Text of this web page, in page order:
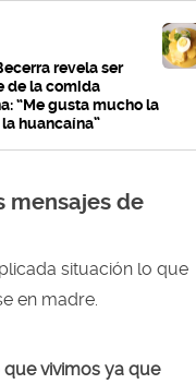
revela ser
de la comida
“Me gusta mucho la
huancaína”
mensajes de
situación lo que
en madre.
vivimos ya que